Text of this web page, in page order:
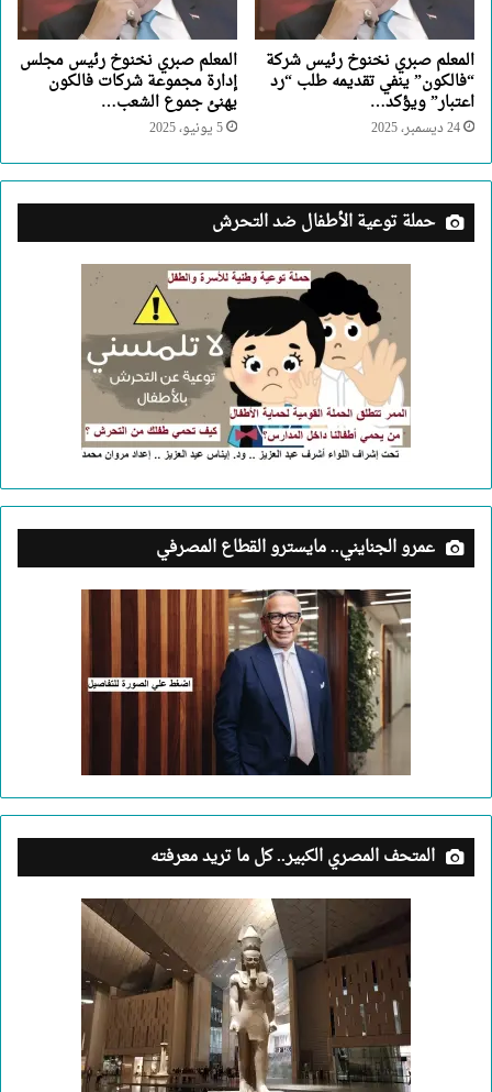
المعلم صبري نخنوخ رئيس شركة
“فالكون” ينفي تقديمه طلب “رد
اعتبار” ويؤكد…
24 ديسمبر، 2025
المعلم صبري نخنوخ رئيس مجلس
إدارة مجموعة شركات فالكون
يهنئ جموع الشعب…
5 يونيو، 2025
حملة توعية الأطفال ضد التحرش
عمرو الجنايني.. مايسترو القطاع المصرفي
المتحف المصري الكبير.. كل ما تريد معرفته